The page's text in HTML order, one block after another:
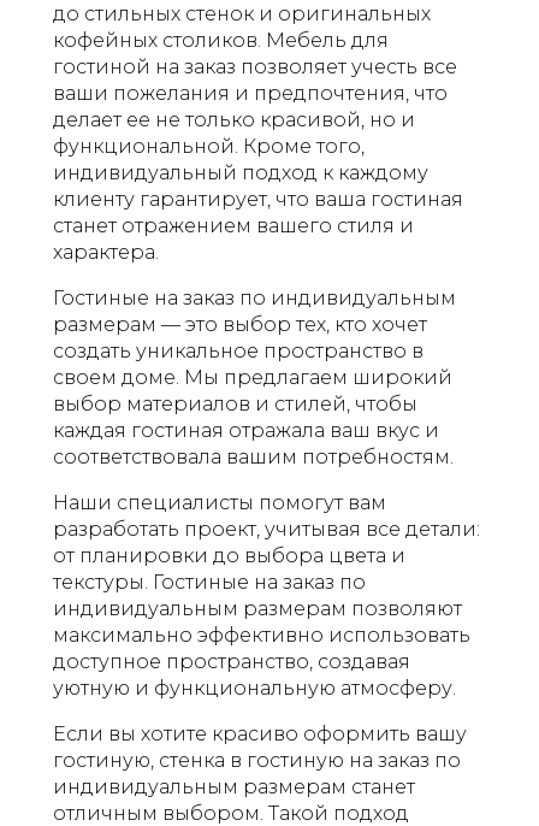
до стильных стенок и оригинальных
кофейных столиков. Мебель для
гостиной на заказ позволяет учесть все
ваши пожелания и предпочтения, что
делает ее не только красивой, но и
функциональной. Кроме того,
индивидуальный подход к каждому
клиенту гарантирует, что ваша гостиная
станет отражением вашего стиля и
характера.
Гостиные на заказ по индивидуальным
размерам — это выбор тех, кто хочет
создать уникальное пространство в
своем доме. Мы предлагаем широкий
выбор материалов и стилей, чтобы
каждая гостиная отражала ваш вкус и
соответствовала вашим потребностям.
Наши специалисты помогут вам
разработать проект, учитывая все детали:
от планировки до выбора цвета и
текстуры. Гостиные на заказ по
индивидуальным размерам позволяют
максимально эффективно использовать
доступное пространство, создавая
уютную и функциональную атмосферу.
Если вы хотите красиво оформить вашу
гостиную, стенка в гостиную на заказ по
индивидуальным размерам станет
отличным выбором. Такой подход